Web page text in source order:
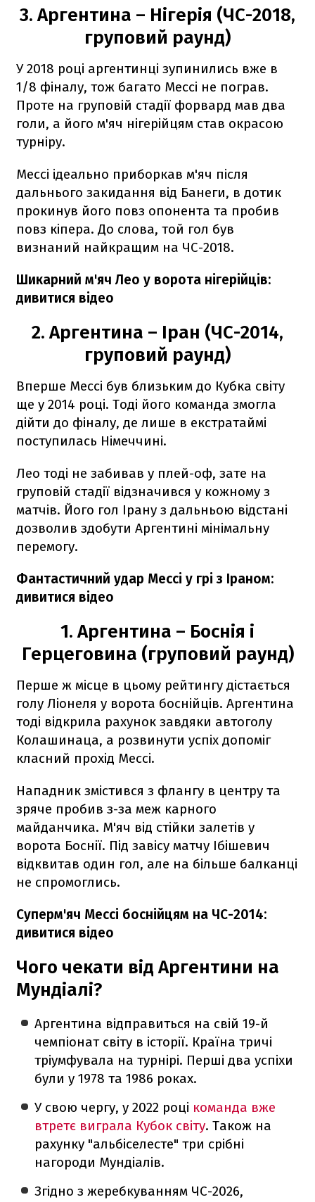
3. Аргентина – Нігерія (ЧС-2018,
груповий раунд)
У 2018 році аргентинці зупинились вже в
1/8 фіналу, тож багато Мессі не пограв.
Проте на груповій стадії форвард мав два
голи, а його м'яч нігерійцям став окрасою
турніру.
Мессі ідеально приборкав м'яч після
дальнього закидання від Банеги, в дотик
прокинув його повз опонента та пробив
повз кіпера. До слова, той гол був
визнаний найкращим на ЧС-2018.
Шикарний м'яч Лео у ворота нігерійців:
дивитися відео
2. Аргентина – Іран (ЧС-2014,
груповий раунд)
Вперше Мессі був близьким до Кубка світу
ще у 2014 році. Тоді його команда змогла
дійти до фіналу, де лише в екстратаймі
поступилась Німеччині.
Лео тоді не забивав у плей-оф, зате на
груповій стадії відзначився у кожному з
матчів. Його гол Ірану з дальньою відстані
дозволив здобути Аргентині мінімальну
перемогу.
Фантастичний удар Мессі у грі з Іраном:
дивитися відео
1. Аргентина – Боснія і
Герцеговина (груповий раунд)
Перше ж місце в цьому рейтингу дістається
голу Ліонеля у ворота боснійців. Аргентина
тоді відкрила рахунок завдяки автоголу
Колашинаца, а розвинути успіх допоміг
класний прохід Мессі.
Нападник змістився з флангу в центру та
зряче пробив з-за меж карного
майданчика. М'яч від стійки залетів у
ворота Боснії. Під завісу матчу Ібішевич
відквитав один гол, але на більше балканці
не спромоглись.
Суперм'яч Мессі боснійцям на ЧС-2014:
дивитися відео
Чого чекати від Аргентини на
Мундіалі?
Аргентина відправиться на свій 19-й
чемпіонат світу в історії. Країна тричі
тріумфувала на турнірі. Перші два успіхи
були у 1978 та 1986 роках.
У свою чергу, у 2022 році команда вже
втретє виграла Кубок світу. Також на
рахунку "альбіселесте" три срібні
нагороди Мундіалів.
Згідно з жеребкуванням ЧС-2026,